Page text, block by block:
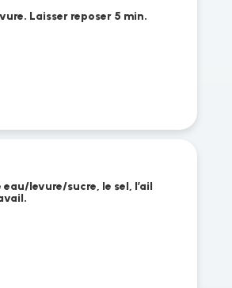
Laisser reposer 5 min.
levure/sucre, le sel, l’ail